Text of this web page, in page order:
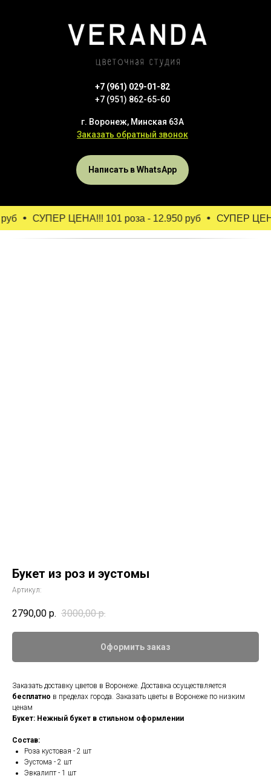
+7 (961) 029-01-82
+7 (951) 862-65-60
г. Воронеж, Минская 63А
Заказать обратный звонок
Написать в WhatsApp
СУПЕР ЦЕНА!!! 101 роза - 12.950 руб СУПЕР
Букет из роз и эустомы
Артикул:
2790,00 р. 3000,00 р.
Оформить заказ
Заказать доставку цветов в Воронеже. Доставка осуществляется
бесплатно в пределах города. Заказать цветы в Воронеже по низким
ценам
Букет: Нежный букет в стильном оформлении
Состав:
Роза кустовая - 2 шт
Эустома - 2 шт
Эвкалипт - 1 шт